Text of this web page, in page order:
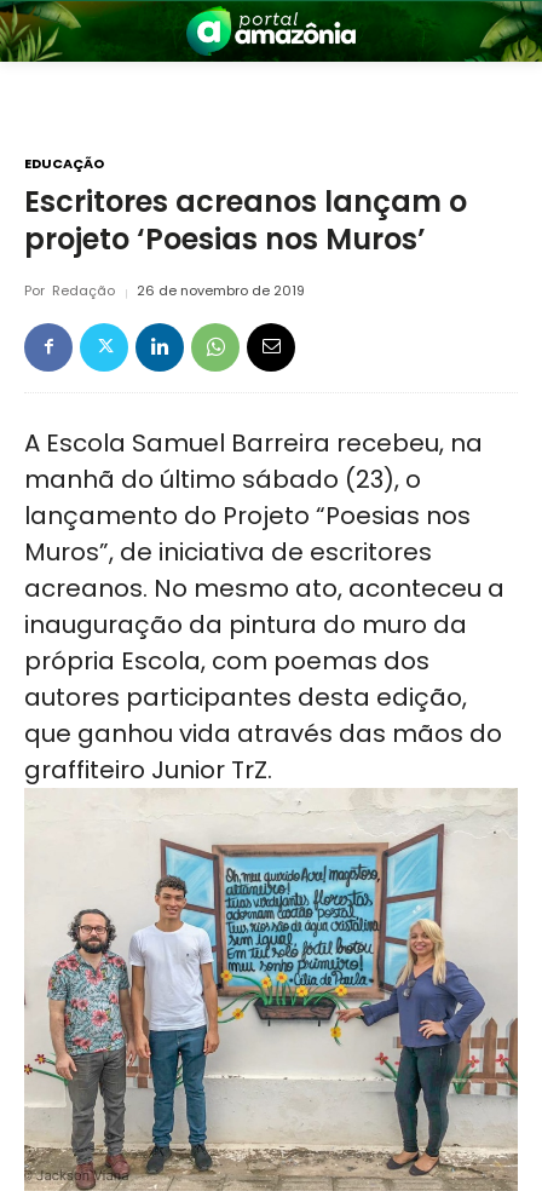
Amazônia
EDUCAÇÃO
Escritores acreanos lançam o
projeto ‘Poesias nos Muros’
Por Redação 26 de novembro de 2019
A Escola Samuel Barreira recebeu, na
manhã do último sábado (23), o
lançamento do Projeto “Poesias nos
Muros”, de iniciativa de escritores
acreanos. No mesmo ato, aconteceu a
inauguração da pintura do muro da
própria Escola, com poemas dos
autores participantes desta edição,
que ganhou vida através das mãos do
graffiteiro Junior TrZ.